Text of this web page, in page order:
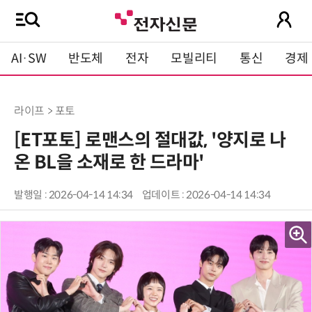
AI·SW 반도체 전자 모빌리티 통신 경제
라이프 > 포토
[ET포토] 로맨스의 절대값, '양지로 나
온 BL을 소재로 한 드라마'
발행일 : 2026-04-14 14:34 업데이트 : 2026-04-14 14:34